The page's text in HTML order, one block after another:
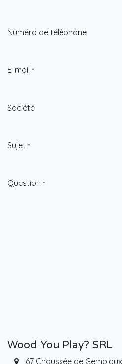
Numéro de téléphone
E-mail *
Société
Sujet *
Question *
Wood You Play? SRL
67 Chaussée de Gembloux